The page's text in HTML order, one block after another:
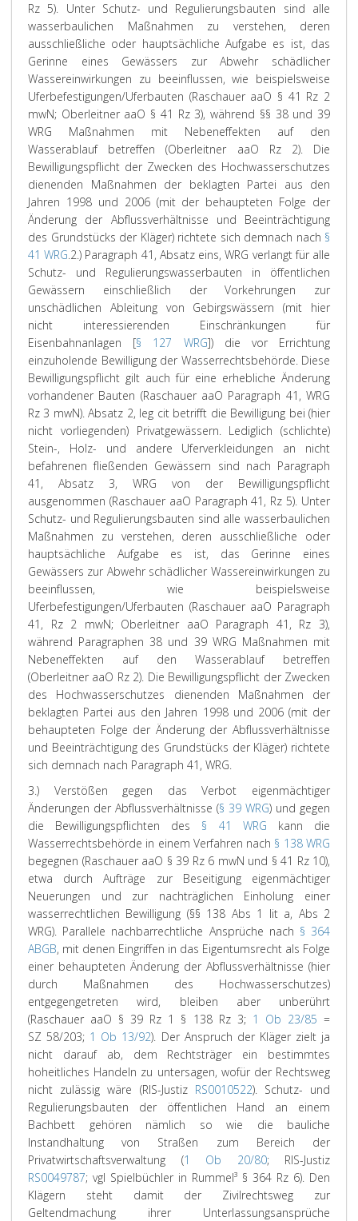
Rz 5). Unter Schutz- und Regulierungsbauten sind alle
wasserbaulichen Maßnahmen zu verstehen, deren
ausschließliche oder hauptsächliche Aufgabe es ist, das
Gerinne eines Gewässers zur Abwehr schädlicher
Wassereinwirkungen zu beeinflussen, wie beispielsweise
Uferbefestigungen/Uferbauten (RaschaueraaO § 41 Rz 2
mwN; OberleitneraaO § 41 Rz 3), während §§ 38 und 39
WRG Maßnahmen mit Nebeneffekten auf den
Wasserablauf betreffen (Oberleitner aaO Rz 2). Die
Bewilligungspflicht der Zwecken des Hochwasserschutzes
dienenden Maßnahmen der beklagten Partei aus den
Jahren 1998 und 2006 (mit der behaupteten Folge der
Änderung der Abflussverhältnisse und Beeinträchtigung
des Grundstücks der Kläger) richtete sich demnach nach §
41 WRG.2.) Paragraph 41, Absatz eins, WRG verlangt für alle
Schutz- und Regulierungswasserbauten in öffentlichen
Gewässern einschließlich der Vorkehrungen zur
unschädlichen Ableitung von Gebirgswässern (mit hier
nicht interessierenden Einschränkungen für
Eisenbahnanlagen [§ 127 WRG]) die vor Errichtung
einzuholende Bewilligung der Wasserrechtsbehörde. Diese
Bewilligungspflicht gilt auch für eine erhebliche Änderung
vorhandener Bauten (Raschauer aaO Paragraph 41, WRG
Rz 3 mwN). Absatz 2, leg cit betrifft die Bewilligung bei (hier
nicht vorliegenden) Privatgewässern. Lediglich (schlichte)
Stein-, Holz- und andere Uferverkleidungen an nicht
befahrenen fließenden Gewässern sind nach Paragraph
41, Absatz 3, WRG von der Bewilligungspflicht
ausgenommen (Raschauer aaO Paragraph 41, Rz 5). Unter
Schutz- und Regulierungsbauten sind alle wasserbaulichen
Maßnahmen zu verstehen, deren ausschließliche oder
hauptsächliche Aufgabe es ist, das Gerinne eines
Gewässers zur Abwehr schädlicher Wassereinwirkungen zu
beeinflussen, wie beispielsweise
Uferbefestigungen/Uferbauten (Raschauer aaO Paragraph
41, Rz 2 mwN; Oberleitner aaO Paragraph 41, Rz 3),
während Paragraphen 38 und 39 WRG Maßnahmen mit
Nebeneffekten auf den Wasserablauf betreffen
(Oberleitner aaO Rz 2). Die Bewilligungspflicht der Zwecken
des Hochwasserschutzes dienenden Maßnahmen der
beklagten Partei aus den Jahren 1998 und 2006 (mit der
behaupteten Folge der Änderung der Abflussverhältnisse
und Beeinträchtigung des Grundstücks der Kläger) richtete
sich demnach nach Paragraph 41, WRG.
3.) Verstößen gegen das Verbot eigenmächtiger
Änderungen der Abflussverhältnisse (§ 39 WRG) und gegen
die Bewilligungspflichten des § 41 WRG kann die
Wasserrechtsbehörde in einem Verfahren nach § 138 WRG
begegnen (RaschaueraaO § 39 Rz 6 mwN und § 41 Rz 10),
etwa durch Aufträge zur Beseitigung eigenmächtiger
Neuerungen und zur nachträglichen Einholung einer
wasserrechtlichen Bewilligung (§§ 138 Abs 1 lit a, Abs 2
WRG). Parallele nachbarrechtliche Ansprüche nach § 364
ABGB, mit denen Eingriffen in das Eigentumsrecht als Folge
einer behaupteten Änderung der Abflussverhältnisse (hier
durch Maßnahmen des Hochwasserschutzes)
entgegengetreten wird, bleiben aber unberührt
(Raschauer aaO § 39 Rz 1 § 138 Rz 3; 1 Ob 23/85 =
SZ 58/203; 1 Ob 13/92). Der Anspruch der Kläger zielt ja
nicht darauf ab, dem Rechtsträger ein bestimmtes
hoheitliches Handeln zu untersagen, wofür der Rechtsweg
nicht zulässig wäre (RIS-Justiz RS0010522). Schutz- und
Regulierungsbauten der öffentlichen Hand an einem
Bachbett gehören nämlich so wie die bauliche
Instandhaltung von Straßen zum Bereich der
Privatwirtschaftsverwaltung (1 Ob 20/80; RIS-Justiz
RS0049787; vgl Spielbüchler in Rummel³ § 364 Rz 6). Den
Klägern steht damit der Zivilrechtsweg zur
Geltendmachung ihrer Unterlassungsansprüche